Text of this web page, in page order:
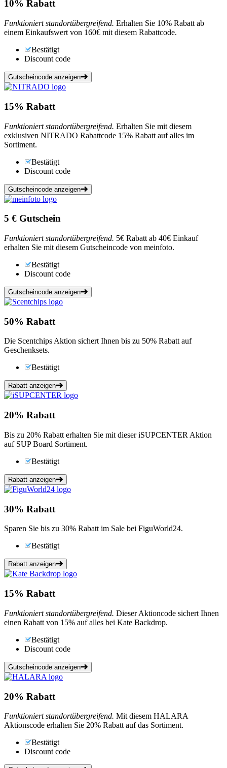
10% Rabatt
Funktioniert standortübergreifend. Erhalten Sie 10% Rabatt ab
einem Einkaufswert von 160€ mit diesem Rabattcode.
Bestätigt
Discount code
Gutscheincode anzeigen
15% Rabatt
Funktioniert standortübergreifend. Erhalten Sie mit diesem
exklusiven NITRADO Rabattcode 15% Rabatt auf alles im
Sortiment.
Bestätigt
Discount code
Gutscheincode anzeigen
5 € Gutschein
Funktioniert standortübergreifend. 5€ Rabatt ab 40€ Einkauf
erhalten Sie mit diesem Gutscheincode von meinfoto.
Bestätigt
Discount code
Gutscheincode anzeigen
50% Rabatt
Die Scentchips Aktion sichert Ihnen bis zu 50% Rabatt auf
Geschenksets.
Bestätigt
Rabatt anzeigen
20% Rabatt
Bis zu 20% Rabatt erhalten Sie mit dieser iSUPCENTER Aktion
auf SUP Board Sortiment.
Bestätigt
Rabatt anzeigen
30% Rabatt
Sparen Sie bis zu 30% Rabatt im Sale bei FiguWorld24.
Bestätigt
Rabatt anzeigen
15% Rabatt
Funktioniert standortübergreifend. Dieser Aktioncode sichert Ihnen
einen Rabatt von 15% auf alles bei Kate Backdrop.
Bestätigt
Discount code
Gutscheincode anzeigen
20% Rabatt
Funktioniert standortübergreifend. Mit diesem HALARA
Aktionscode erhalten Sie 20% Rabatt auf das Sortiment.
Bestätigt
Discount code